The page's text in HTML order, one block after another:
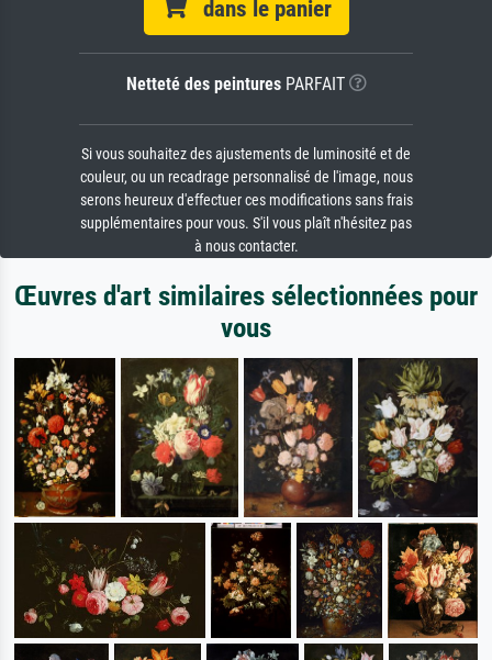
dans le panier
Netteté des peinturesPARFAIT
Si vous souhaitez des ajustements de luminosité et de
couleur, ou un recadrage personnalisé de l'image, nous
serons heureux d'effectuer ces modifications sans frais
supplémentaires pour vous. S'il vous plaît n'hésitez pas
à nous contacter.
Œuvres d'art similaires sélectionnées pour
vous